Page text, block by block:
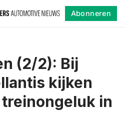
Abonneren
(2/2): Bij
kijken
in